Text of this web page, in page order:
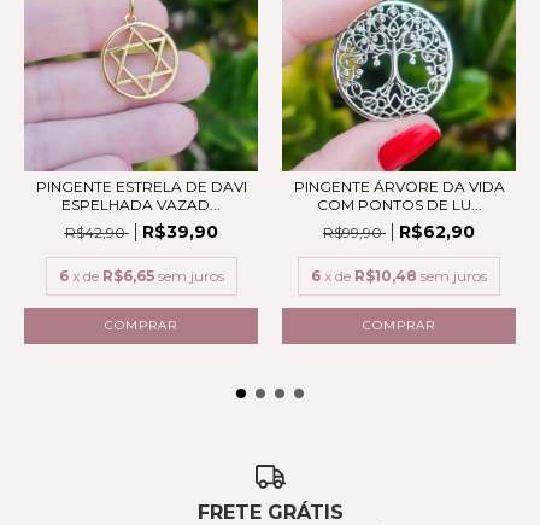
PINGENTE ESTRELA DE DAVI
ESPELHADA VAZAD...
R$42,90
R$39,90
6 x de R$6,65 sem juros
PINGENTE ÁRVORE DA VIDA
COM PONTOS DE LU...
R$99,90
R$62,90
6 x de R$10,48 sem juros
FRETE GRÁTIS